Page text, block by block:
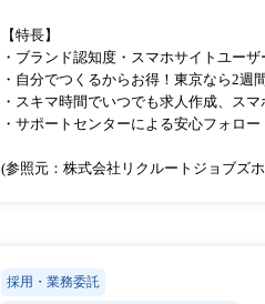
【特長】
・ブランド認知度・スマホサイトユー
・自分でつくるからお得！東京なら2週
・スキマ時間でいつでも求人作成、スマ
・サポートセンターによる安心フォロー
(参照元：株式会社リクルートジョブズ
採用・業務委託